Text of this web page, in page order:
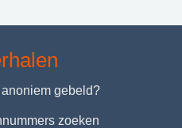
anoniem gebeld?
zoeken